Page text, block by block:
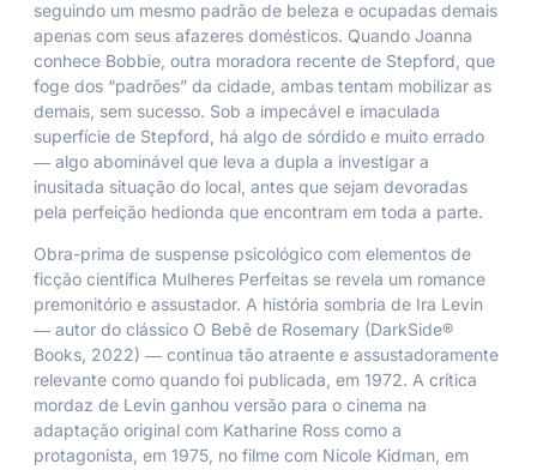
seguindo um mesmo padrão de beleza e ocupadas demais
apenas com seus afazeres domésticos. Quando Joanna
conhece Bobbie, outra moradora recente de Stepford, que
foge dos “padrões” da cidade, ambas tentam mobilizar as
demais, sem sucesso. Sob a impecável e imaculada
superfície de Stepford, há algo de sórdido e muito errado
― algo abominável que leva a dupla a investigar a
inusitada situação do local, antes que sejam devoradas
pela perfeição hedionda que encontram em toda a parte.
Obra-prima de suspense psicológico com elementos de
ficção científica Mulheres Perfeitas se revela um romance
premonitório e assustador. A história sombria de Ira Levin
― autor do clássico O Bebê de Rosemary (DarkSide®
Books, 2022) ― continua tão atraente e assustadoramente
relevante como quando foi publicada, em 1972. A crítica
mordaz de Levin ganhou versão para o cinema na
adaptação original com Katharine Ross como a
protagonista, em 1975, no filme com Nicole Kidman, em